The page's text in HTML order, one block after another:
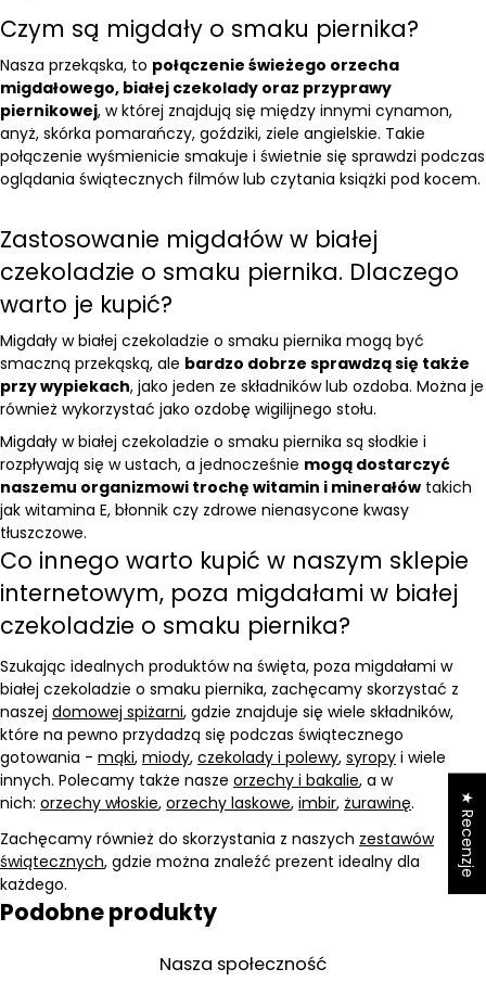
Czym są migdały o smaku piernika?
Nasza przekąska, to połączenie świeżego orzecha
migdałowego, białej czekolady oraz przyprawy
piernikowej, w której znajdują się między innymi cynamon,
anyż, skórka pomarańczy, goździki, ziele angielskie. Takie
połączenie wyśmienicie smakuje i świetnie się sprawdzi podczas
oglądania świątecznych filmów lub czytania książki pod kocem.
Zastosowanie migdałów w białej
czekoladzie o smaku piernika. Dlaczego
warto je kupić?
Migdały w białej czekoladzie o smaku piernika mogą być
smaczną przekąską, ale bardzo dobrze sprawdzą się także
przy wypiekach, jako jeden ze składników lub ozdoba. Można je
również wykorzystać jako ozdobę wigilijnego stołu.
Migdały w białej czekoladzie o smaku piernika są słodkie i
rozpływają się w ustach, a jednocześnie mogą dostarczyć
naszemu organizmowi trochę witamin i minerałów takich
jak witamina E, błonnik czy zdrowe nienasycone kwasy
tłuszczowe.
Co innego warto kupić w naszym sklepie
internetowym, poza migdałami w białej
czekoladzie o smaku piernika?
Szukając idealnych produktów na święta, poza migdałami w
białej czekoladzie o smaku piernika, zachęcamy skorzystać z
naszej domowej spiżarni, gdzie znajduje się wiele składników,
które na pewno przydadzą się podczas świątecznego
gotowania - mąki, miody, czekolady i polewy, syropy i wiele
innych. Polecamy także nasze orzechy i bakalie, a w
nich: orzechy włoskie, orzechy laskowe, imbir, żurawinę.
Zachęcamy również do skorzystania z naszych zestawów
świątecznych, gdzie można znaleźć prezent idealny dla
każdego.
Podobne produkty
Nasza społeczność
★ Recenzje